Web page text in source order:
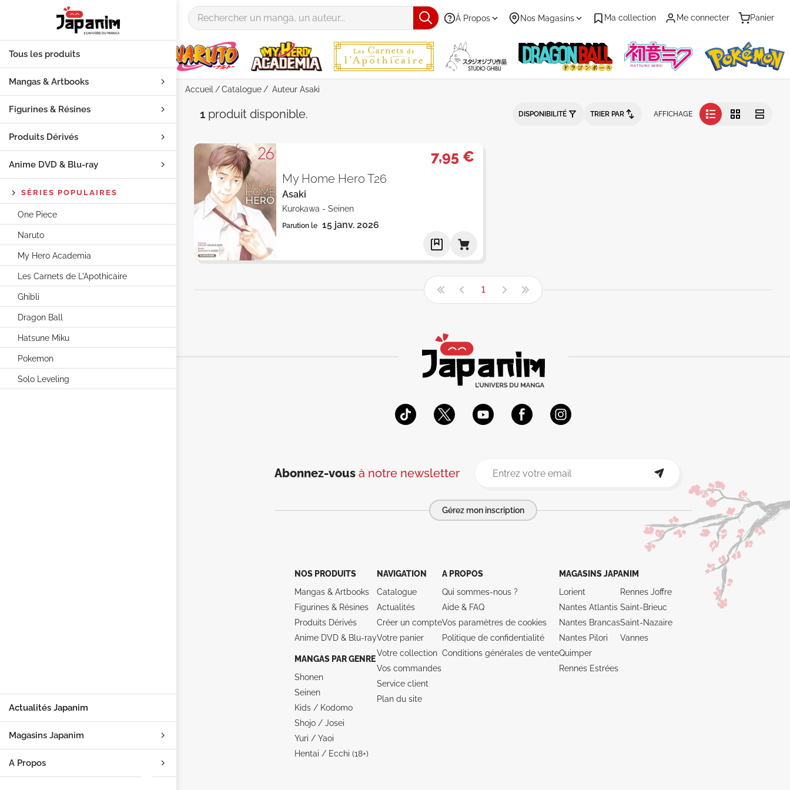
À Propos Nos Magasins Ma collection Me connecter Panier
Tous les produits
Mangas & Artbooks
Figurines & Résines
Produits Dérivés
Anime DVD & Blu‑ray
SÉRIES POPULAIRES
One Piece
Naruto
My Hero Academia
Les Carnets de L'Apothicaire
Ghibli
Dragon Ball
Hatsune Miku
Pokemon
Solo Leveling
Actualités Japanim
Magasins Japanim
A Propos
Accueil Catalogue Auteur Asaki
Auteur "Asaki" - Par Date de parution - Catalogue produits
1 produit disponible. DISPONIBILITÉ TRIER PAR AFFICHAGE
7,95 €
My Home Hero T26
Asaki
Kurokawa - Seinen
Parution le 15 janv. 2026
1
Abonnez-vous à notre newsletter
Gérez mon inscription
NOS PRODUITS
Mangas & Artbooks
Figurines & Résines
Produits Dérivés
Anime DVD & Blu‑ray
MANGAS PAR GENRE
Shonen
Seinen
Kids / Kodomo
Shojo / Josei
Yuri / Yaoi
Hentai / Ecchi (18+)
NAVIGATION
Catalogue
Actualités
Créer un compte
Votre panier
Votre collection
Vos commandes
Service client
Plan du site
A PROPOS
Qui sommes-nous ?
Aide & FAQ
Vos paramètres de cookies
Politique de confidentialité
Conditions générales de vente
MAGASINS JAPANIM
Lorient
Nantes Atlantis
Nantes Brancas
Nantes Pilori
Quimper
Rennes Estrées
Rennes Joffre
Saint-Brieuc
Saint-Nazaire
Vannes